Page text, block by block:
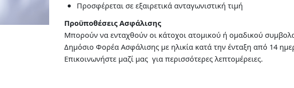
Προσφέρεται σε εξαιρετικά ανταγωνιστική τιμή
Προϋποθέσεις Ασφάλισης
Μπορούν να ενταχθούν οι κάτοχοι ατομικού ή ομαδικού
Δημόσιο Φορέα Ασφάλισης με ηλικία κατά την ένταξη από 14
Επικοινωνήστε μαζί μας για περισσότερες λεπτομέρειες.